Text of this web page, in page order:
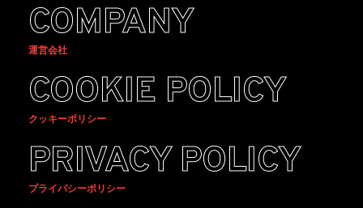
COMPANY
運営会社
COOKIE POLICY
クッキーポリシー
PRIVACY POLICY
プライバシーポリシー